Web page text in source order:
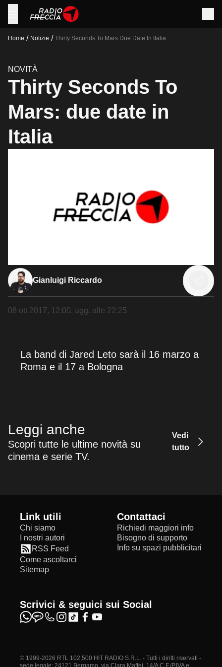
Home / Notizie / Thirty Seconds To Mars Due Date In Italia
NOVITÀ
Thirty Seconds To
Mars: due date in
Italia
Gianluigi Riccardo
08 ott 2017, 12:00, agg. alle 22:25
La band di Jared Leto sarà il 16 marzo a
Roma e il 17 a Bologna
Leggi anche
Scopri tutte le ultime novità su
cinema e serie TV.
Vedi
tutto
Link utili
Chi siamo
I nostri autori
RSS Feed
Come ascoltarci
Sitemap
Contattaci
Richiedi maggiori info
Bisogno di supporto
Info su spazi pubblicitari
Scrivici & seguici sui Social
© 1999-2026 RTL 102,500 HIT RADIO S.R.L. - Tutti i diritti riservati -
sede legale: 24121 Bergamo, via Clara Maffei, 14/A C.F./P.IVA e